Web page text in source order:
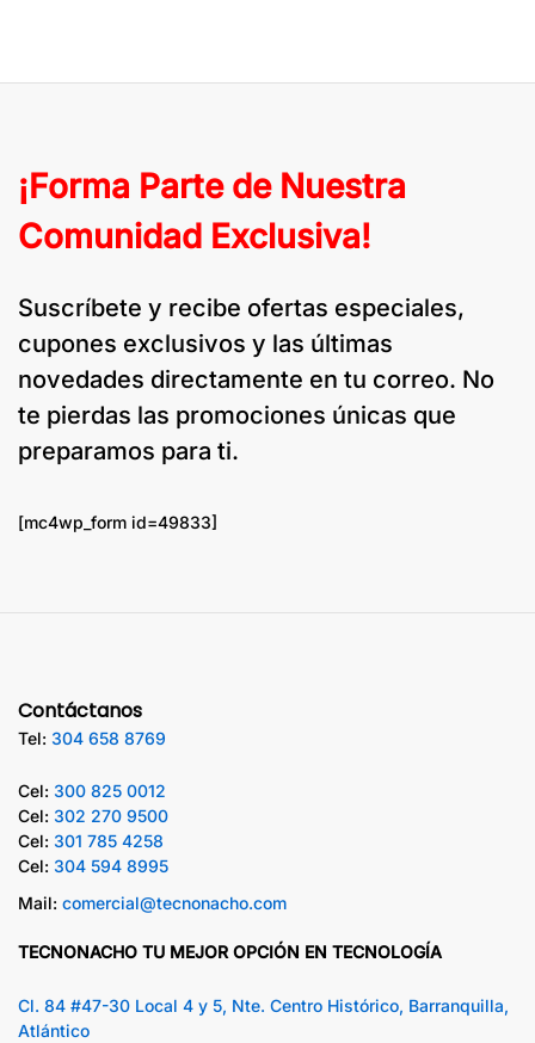
¡Forma Parte de Nuestra
Comunidad Exclusiva!
Suscríbete y recibe ofertas especiales,
cupones exclusivos y las últimas
novedades directamente en tu correo. No
te pierdas las promociones únicas que
preparamos para ti.
[mc4wp_form id=49833]
Contáctanos
Tel: 304 658 8769
Cel: 300 825 0012
Cel: 302 270 9500
Cel: 301 785 4258
Cel: 304 594 8995
Mail: comercial@tecnonacho.com
TECNONACHO TU MEJOR OPCIÓN EN TECNOLOGÍA
Cl. 84 #47-30 Local 4 y 5, Nte. Centro Histórico, Barranquilla,
Atlántico